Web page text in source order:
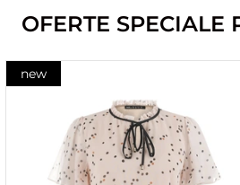
OFERTE SPECIALE
new